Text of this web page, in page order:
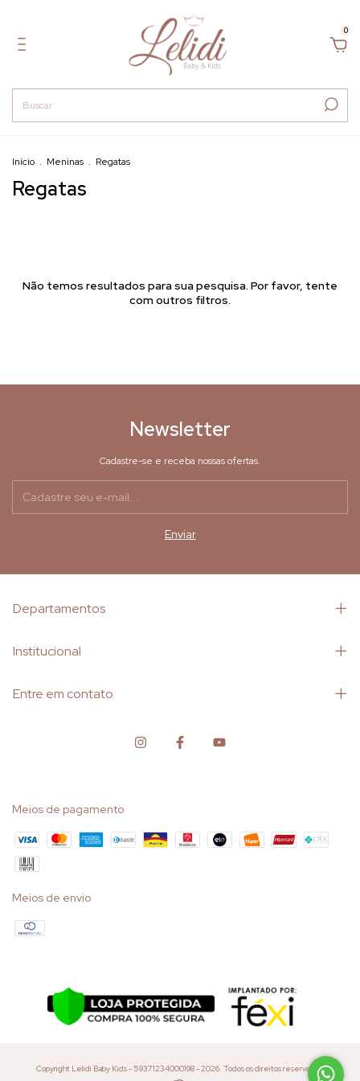
0
Início . Meninas . Regatas
Regatas
Não temos resultados para sua pesquisa. Por favor, tente
com outros filtros.
Newsletter
Cadastre-se e receba nossas ofertas.
Departamentos
Institucional
Entre em contato
Meios de pagamento
Meios de envio
Copyright Lelidi Baby Kids - 59371234000198 - 2026. Todos os direitos reservados.